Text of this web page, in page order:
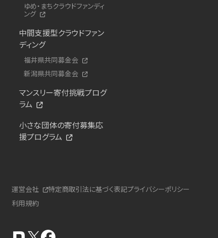
ゆめ・まちクラウドファンディ
ング
中間支援型クラウドファン
ディング
福井県共同募金会
新潟県共同募金会
マンスリー寄付挑戦プログ
ラム
小さな団体の寄付募集応
援プログラム
運営会社 特定商取引法に基づく表記プライバシーポリシー
利用規約